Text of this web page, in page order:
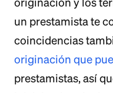
originación y los
un prestamista te
coincidencias
originación que
prestamistas, así